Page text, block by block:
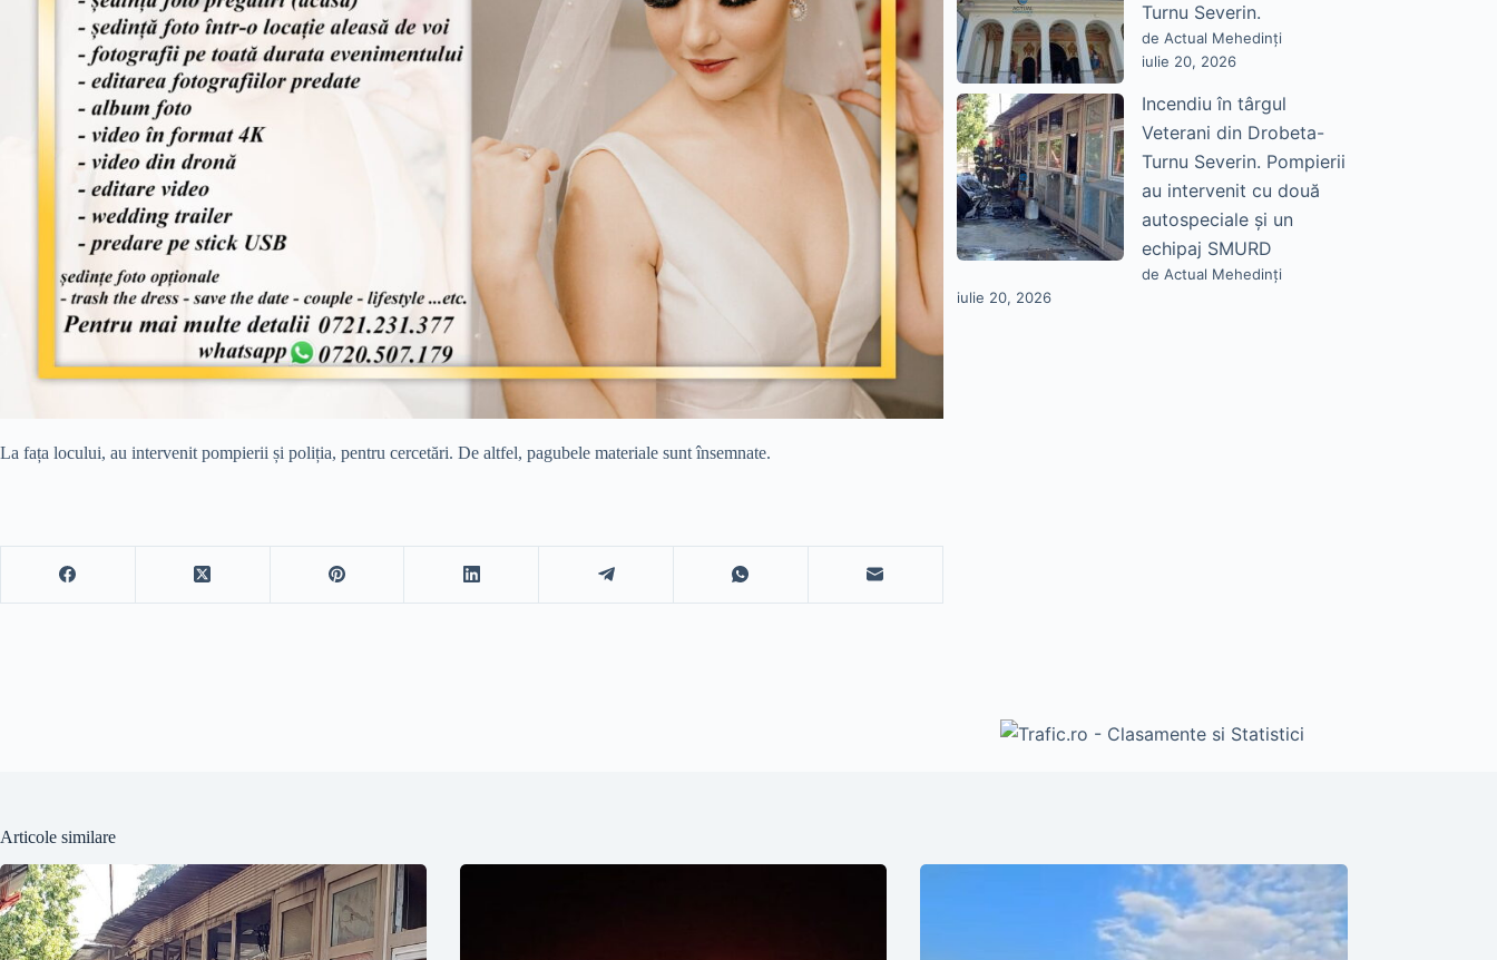
La fața locului, au intervenit pompierii și poliția, pentru cercetări. De altfel, pagubele materiale sunt însemnate.
Turnu Severin.
de Actual Mehedinți
iulie 20, 2026
Incendiu în târgul
Veterani din Drobeta-
Turnu Severin. Pompierii
au intervenit cu două
autospeciale și un
echipaj SMURD
de Actual Mehedinți
iulie 20, 2026
Articole similare